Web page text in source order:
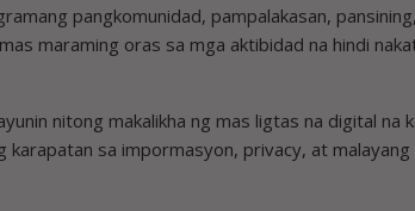
pangkomunidad, pampalakasan,
maraming oras sa mga aktibidad na hindi
nitong makalikha ng mas ligtas na digital na
karapatan sa impormasyon, privacy, at